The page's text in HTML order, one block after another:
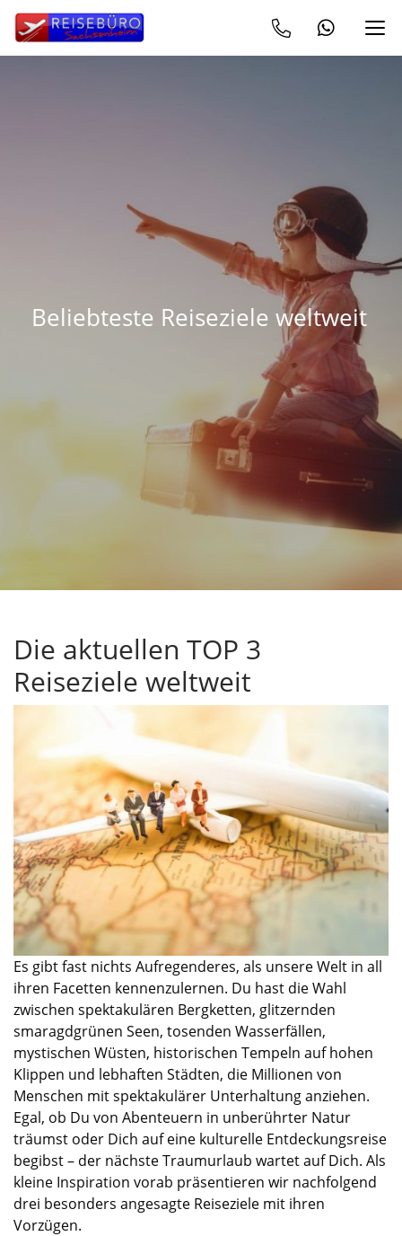
Beliebteste Reiseziele weltweit
Die aktuellen TOP 3
Reiseziele weltweit
Es gibt fast nichts Aufregenderes, als unsere Welt in all
ihren Facetten kennenzulernen. Du hast die Wahl
zwischen spektakulären Bergketten, glitzernden
smaragdgrünen Seen, tosenden Wasserfällen,
mystischen Wüsten, historischen Tempeln auf hohen
Klippen und lebhaften Städten, die Millionen von
Menschen mit spektakulärer Unterhaltung anziehen.
Egal, ob Du von Abenteuern in unberührter Natur
träumst oder Dich auf eine kulturelle Entdeckungsreise
begibst – der nächste Traumurlaub wartet auf Dich. Als
kleine Inspiration vorab präsentieren wir nachfolgend
drei besonders angesagte Reiseziele mit ihren
Vorzügen.